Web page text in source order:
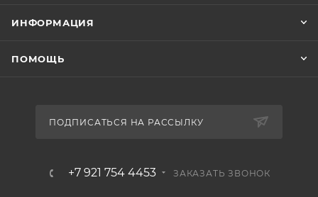
ИНФОРМАЦИЯ
ПОМОЩЬ
ПОДПИСАТЬСЯ НА РАССЫЛКУ
+7 921 754 4453 ЗАКАЗАТЬ ЗВОНОК